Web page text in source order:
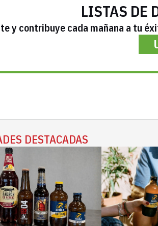
LISTAS DE
y contribuye cada mañana a tu
DESTACADAS